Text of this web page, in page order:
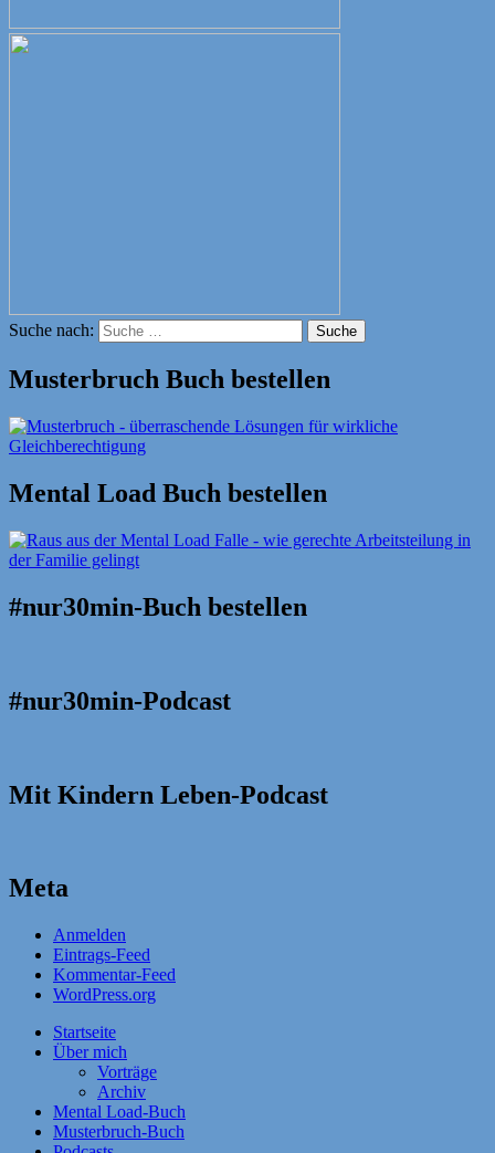
Suche nach: Suche
Musterbruch Buch bestellen
Mental Load Buch bestellen
#nur30min-Buch bestellen
#nur30min-Podcast
Mit Kindern Leben-Podcast
Meta
Anmelden
Eintrags-Feed
Kommentar-Feed
WordPress.org
Startseite
Über mich
Vorträge
Archiv
Mental Load-Buch
Musterbruch-Buch